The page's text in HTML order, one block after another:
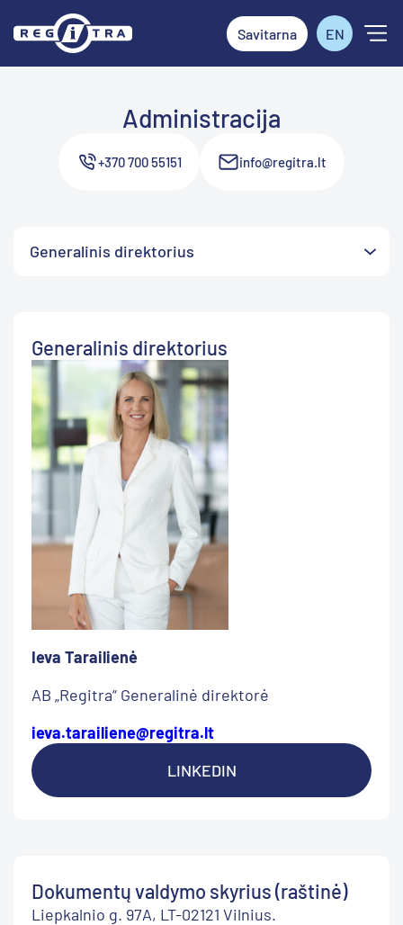
Savitarna EN
Administracija
+370 700 55151 info@regitra.lt
Generalinis direktorius
Generalinis direktorius
Ieva Tarailienė
AB „Regitra“ Generalinė direktorė
ieva.tarailiene@regitra.lt
LINKEDIN
Dokumentų valdymo skyrius (raštinė)
Liepkalnio g. 97A, LT-02121 Vilnius.